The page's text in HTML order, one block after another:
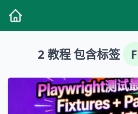
2 教程 包含标签